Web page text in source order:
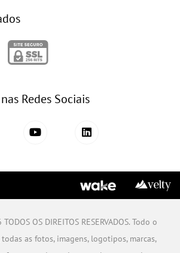
Redes Sociais
OS DIREITOS RESERVADOS. Todo o
as fotos, imagens, logotipos, marcas,